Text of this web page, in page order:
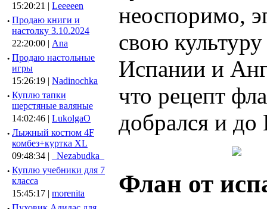
15:20:21 | Leeeeen
· Продаю книги и
настолку 3.10.2024
22:20:00 | Ana
· Продаю настольные
игры
15:26:19 | Nadinochka
· Куплю тапки
шерстяные валяные
14:02:46 | LukolgaO
· Лыжный костюм 4F
комбез+куртка XL
09:48:34 |
_Nezabudka_
· Куплю учебники для 7
класса
15:45:17 | morenita
неоспоримо,
свою
Испании и
что рецепт
добрался и
Флан от